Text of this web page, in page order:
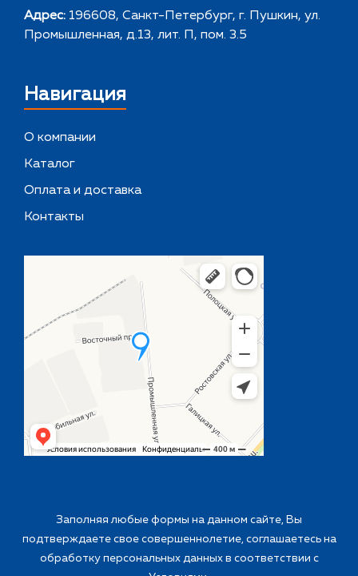
Адрес: 196608, Санкт-Петербург, г. Пушкин, ул.
Промышленная, д.13, лит. П, пом. 3.5
Навигация
О компании
Каталог
Оплата и доставка
Контакты
Заполняя любые формы на данном сайте, Вы
подтверждаете свое совершеннолетие, соглашаетесь на
обработку персональных данных в соответствии с